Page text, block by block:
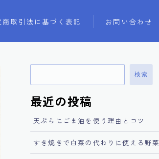
商取引法に基づく表記 お問い合わせ
検索
最近の投稿
天ぷらにごま油を使う理由とコツ
すき焼きで白菜の代わりに使える野菜